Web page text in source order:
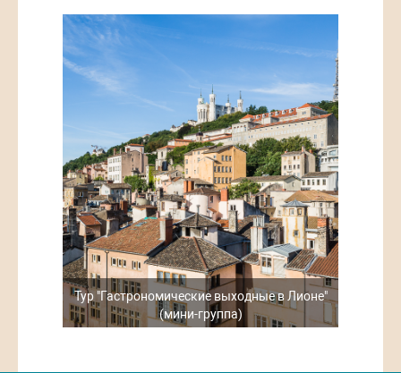
часа)
День 2-5
Отдых в Аннеси, возможность заказать
индивидуальные экскурсии на выбор: Женева,
Швейцарская ривьера, Ивуар – одно из самых красивых
селений Франции, Шамони, Спа в Эвиане и др.
09:00 Трансфер на вокзал, переезд в Лион на минивене
или на поезде/рейсовом автобусе.
Вторая половина дня:
15:00 Экскурсия в Перуж с дегустацией перужской
галеты (3 часа)
День 7
09:00 Пешеходная обзорная экскурсия по старому
Лиону с подъемом на Базилику на фуникулере и
дегустацией сыров и колбас (2,5 часа)
Вторая половина дня:
Тур "Гастрономические выходные в Лионе"
(мини-группа)